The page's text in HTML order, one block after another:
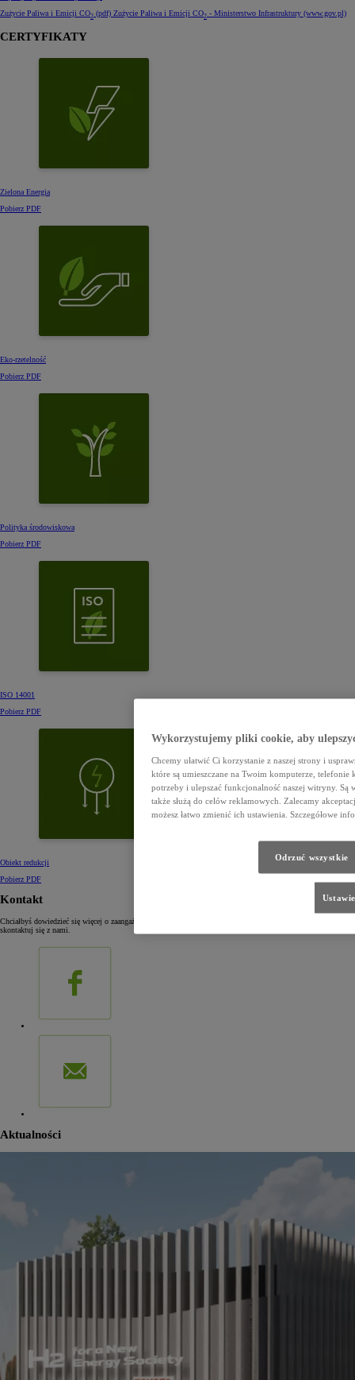
Zużycie Paliwa i Emicji CO2 (pdf) Zużycie Paliwa i Emicji CO2 - Ministerstwo Infrastruktury (www.gov.pl)
CERTYFIKATY
Zielona Energia
Pobierz PDF
Eko-rzetelność
Pobierz PDF
Polityka środowiskowa
Pobierz PDF
ISO 14001
Pobierz PDF
Obiekt redukcji
Pobierz PDF
Kontakt
Chciałbyś dowiedzieć się więcej o zaangażowaniu Toyoty w środowisko, lub przedstawić nam swoje pomysły,
skontaktuj się z nami.
Aktualności
Wykorzystujemy pliki cookie, aby
Chcemy ułatwić Ci korzystanie z naszej strony i
które są umieszczane na Twoim komputerze,
potrzeby i ulepszać funkcjonalność naszej witryny. Są
także służą do celów reklamowych. Zalecamy
możesz łatwo zmienić ich ustawienia. Szczegółowe
Odrzuć wszystkie